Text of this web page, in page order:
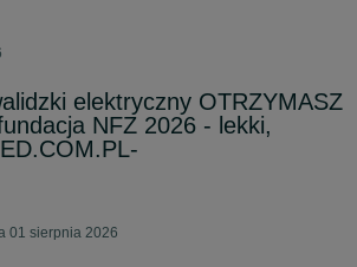
elektryczny OTRZYMASZ
NFZ 2026 - lekki,
01 sierpnia 2026